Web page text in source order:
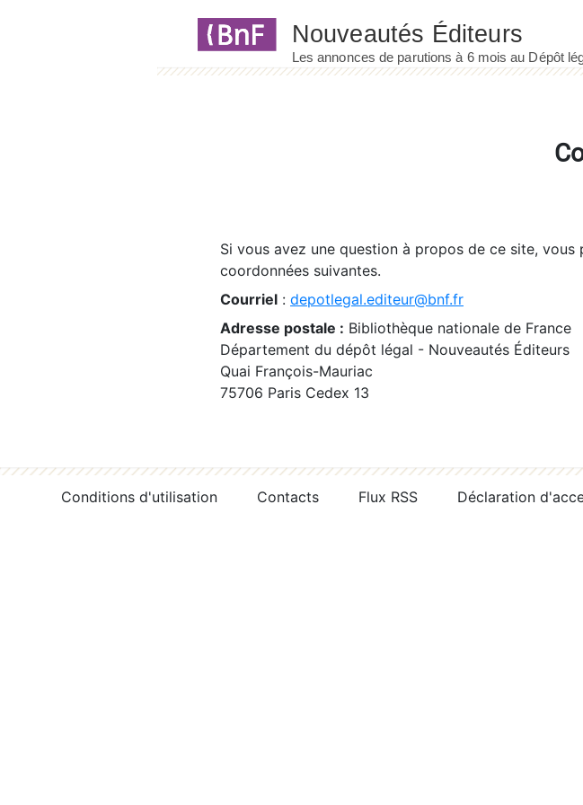
Si vous avez une question à propos de ce site,
coordonnées suivantes.
Courriel : depotlegal.editeur@bnf.fr
Adresse postale : Bibliothèque nationale de France
Département du dépôt légal - Nouveautés Éditeurs
Quai François-Mauriac
75706 Paris Cedex 13
Conditions d'utilisation Contacts Flux RSS Déclaration